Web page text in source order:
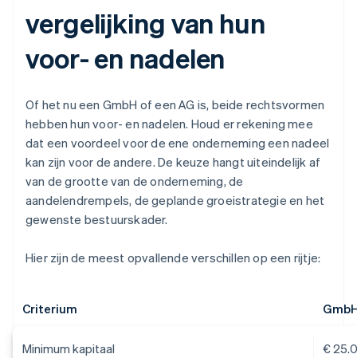
vergelijking van hun
voor- en nadelen
Of het nu een GmbH of een AG is, beide rechtsvormen
hebben hun voor- en nadelen. Houd er rekening mee
dat een voordeel voor de ene onderneming een nadeel
kan zijn voor de andere. De keuze hangt uiteindelijk af
van de grootte van de onderneming, de
aandelendrempels, de geplande groeistrategie en het
gewenste bestuurskader.
Hier zijn de meest opvallende verschillen op een rijtje:
Criterium
Minimum kapitaal €